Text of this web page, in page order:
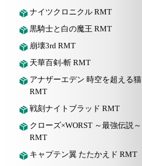
ナイツクロニクル RMT
黒騎士と白の魔王 RMT
崩壊3rd RMT
天華百剣-斬 RMT
アナザーエデン 時空を超える猫
RMT
戦刻ナイトブラッド RMT
クローズ×WORST ～最強伝説～
RMT
キャプテン翼 たたかえド RMT